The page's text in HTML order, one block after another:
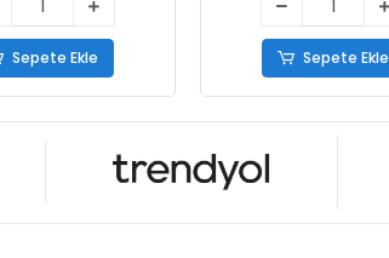
Sepete Ekle Sepete Ekle